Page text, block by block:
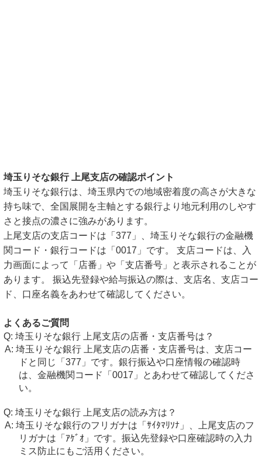
埼玉りそな銀行 上尾支店の確認ポイント
埼玉りそな銀行は、埼玉県内での地域密着度の高さが大きな
持ち味で、全国展開を主軸とする銀行より地元利用のしやす
さと接点の濃さに強みがあります。
上尾支店の支店コードは「377」、埼玉りそな銀行の金融機
関コード・銀行コードは「0017」です。 支店コードは、入
力画面によって「店番」や「支店番号」と表示されることが
あります。 振込先登録や給与振込の際は、支店名、支店コー
ド、口座名義をあわせて確認してください。
よくあるご質問
埼玉りそな銀行 上尾支店の店番・支店番号は？
埼玉りそな銀行 上尾支店の店番・支店番号は、支店コー
ドと同じ「377」です。銀行振込や口座情報の確認時
は、金融機関コード「0017」とあわせて確認してくださ
い。
埼玉りそな銀行 上尾支店の読み方は？
埼玉りそな銀行のフリガナは「ｻｲﾀﾏﾘｿﾅ」、上尾支店のフ
リガナは「ｱｹﾞｵ」です。振込先登録や口座確認時の入力
ミス防止にもご活用ください。